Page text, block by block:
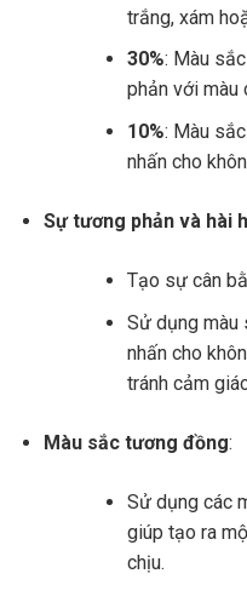
trắng, xám
30%: Màu
phản với màu
10%: Màu
nhấn cho
Sự tương phản và hài
Tạo sự cân
Sử dụng màu
nhấn cho
tránh cảm
Màu sắc tương đồng:
Sử dụng các
giúp tạo ra
chịu.